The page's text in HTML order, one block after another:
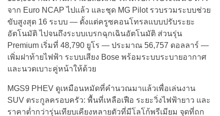
จาก Euro NCAP ไปแล้ว และชุด MG Pilot รวบรวมระบบช่วย
ขับสูงสุด 16 ระบบ — ตั้งแต่ครูซคอนโทรลแบบปรับระยะ
อัตโนมัติ ไปจนถึงระบบเบรกฉุกเฉินอัตโนมัติ ส่วนรุ่น
Premium เริ่มที่ 48,790 ยูโร — ประมาณ 56,757 ดอลลาร์ —
เพิ่มฝาท้ายไฟฟ้า ระบบเสียง Bose พร้อมระบบระบายอากาศ
และนวดเบาะคู่หน้าให้ด้วย
MGS9 PHEV ดูเหมือนหมัดที่คำนวณมาแล้วเพื่อเล่นงาน
SUV ตระกูลครอบครัว: พื้นที่เหลือเฟือ ระยะวิ่งไฟฟ้ายาว และ
ราคาต่ำกว่ารุ่นเทียบเคียงหลายตัวที่มีโลโก้พรีเมียม จุดที่ถก